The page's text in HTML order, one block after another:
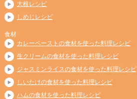
大根レシピ
しめじレシピ
食材
カレーペーストの食材を使った料理レシピ
生クリームの食材を使った料理レシピ
ジャスミンライスの食材を使った料理レシピ
しいたけの食材を使った料理レシピ
ハムの食材を使った料理レシピ